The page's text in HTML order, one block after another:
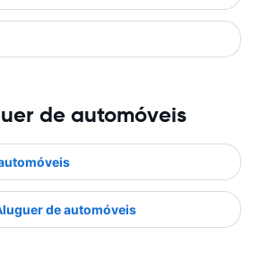
de automóveis
de automóveis